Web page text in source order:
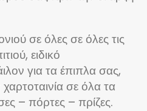
σε όλες σε όλες τις
ειδικό
για τα έπιπλα σας,
σε όλα τα
– πόρτες – πρίζες.